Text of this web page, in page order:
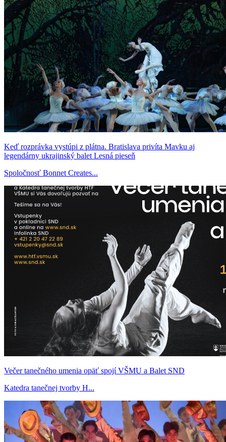
Keď rozprávka vystúpi z plátna. Bratislava privíta Mavku aj
legendárny ukrajinský balet Lesná pieseň
Spoločnosť Bonnet Creates...
Večer tanečného umenia opäť spojí VŠMU a Balet SND
Katedra tanečnej tvorby H...